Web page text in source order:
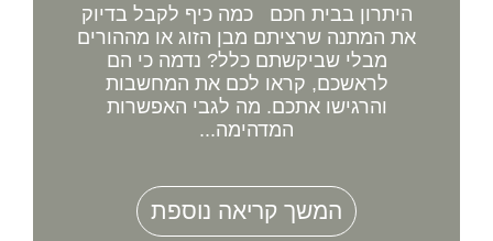
היתרון בבית חכם כמה כיף לקבל בדיוק
את המתנה שרציתם מבן הזוג או מההורים
מבלי שביקשתם כלל? נדמה כי הם
לראשכם, קראו לכם את המחשבות
והרגישו אתכם. מה לגבי האפשרות
המדהימה...
המשך קריאה נוספת